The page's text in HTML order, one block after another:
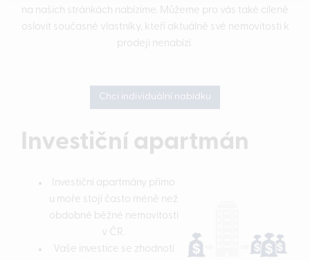
na našich stránkách nabízíme. Můžeme pro vás také cíleně
oslovit současné vlastníky, kteří aktuálně své nemovitosti k
prodeji nenabízí.
Chci individuální nabídku
Investiční apartmán
Investiční apartmány přímo
u moře stojí často méně než
obdobné běžné nemovitosti
v ČR.
Vaše investice se zhodnotí